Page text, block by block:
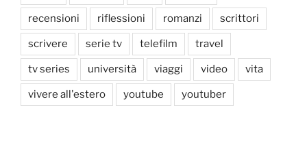
recensioni riflessioni romanzi scrittori
scrivere serie tv telefilm travel
tv series università viaggi video vita
vivere all'estero youtube youtuber